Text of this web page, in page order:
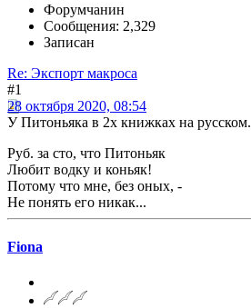
Форумчанин
Сообщения: 2,329
Записан
Re: Экспорт макроса
#1
28 октября 2020, 08:54
У Питоньяка в 2х книжках на русском.
Руб. за сто, что Питоньяк
Любит водку и коньяк!
Потому что мне, без оных, -
Не понять его никак...
Fiona